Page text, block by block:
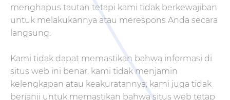
menghapus tautan tetapi kami tidak berkewajiban
untuk melakukannya atau merespons Anda secara
langsung.
Kami tidak dapat memastikan bahwa informasi di
situs web ini benar, kami tidak menjamin
kelengkapan atau keakuratannya; kami juga tidak
berjanji untuk memastikan bahwa situs web tetap